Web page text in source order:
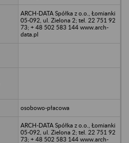
ARCH-DATA Spółka z o.o., Łomianki
05-092, ul. Zielona 2; tel. 22 751 92
73; + 48 502 583 144 www.arch-
data.pl
osobowo-płacowa
ARCH-DATA Spółka z o.o., Łomianki
05-092, ul. Zielona 2; tel. 22 751 92
73; + 48 502 583 144 www.arch-